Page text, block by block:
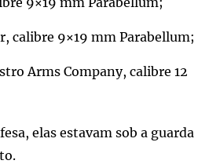
calibre 9×19 mm Parabellum;
Arms Company, calibre 12
elas estavam sob a guarda